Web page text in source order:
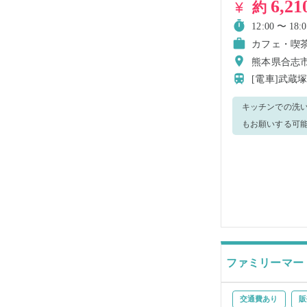
約
12:00 〜
カフェ・喫
熊本県合志
[電車]武蔵
キッチンでの洗い物を担当していただき
もお願いする可
ファミリーマ
交通費あり